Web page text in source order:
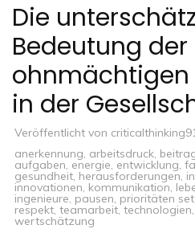
Die
Bedeutung der
ohnmächtigen
in der
Veröffentlicht von
anerkennung, arbeitsdruck,
aufgaben, energie, entwicklung,
gesundheit, herausforderungen,
innovationen, kommunikation,
ingenieure, pausen, prioritäten
respekt, teamarbeit,technologien,
wertschätzung